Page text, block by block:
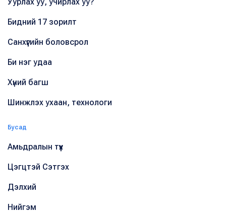
Бидний 17 зорилт
Санхүүгийн боловсрол
Би нэг удаа
Хүний багш
Шинжлэх ухаан, технологи
Бусад
Амьдралын түүх
Цэгцтэй Сэтгэх
Дэлхий
Нийгэм